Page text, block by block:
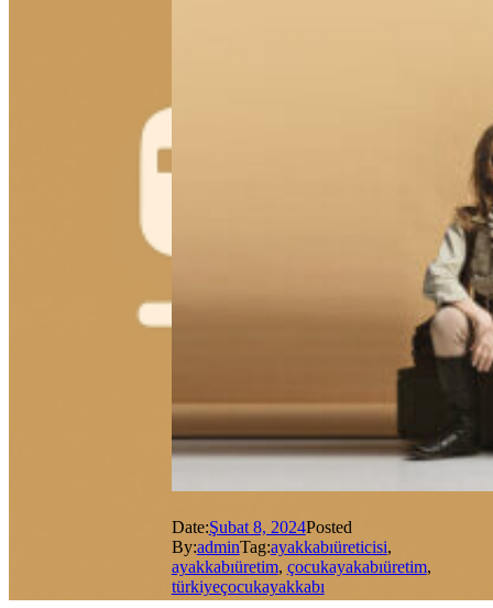
Date:Şubat 8, 2024Posted
By:adminTag:ayakkabıüreticisi,
ayakkabıüretim, çocukayakabıüretim,
türkiyeçocukayakkabı